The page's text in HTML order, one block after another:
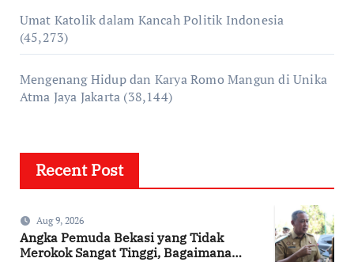
Umat Katolik dalam Kancah Politik Indonesia
(45,273)
Mengenang Hidup dan Karya Romo Mangun di Unika
Atma Jaya Jakarta (38,144)
Recent Post
Aug 9, 2026
Angka Pemuda Bekasi yang Tidak
Merokok Sangat Tinggi, Bagaimana